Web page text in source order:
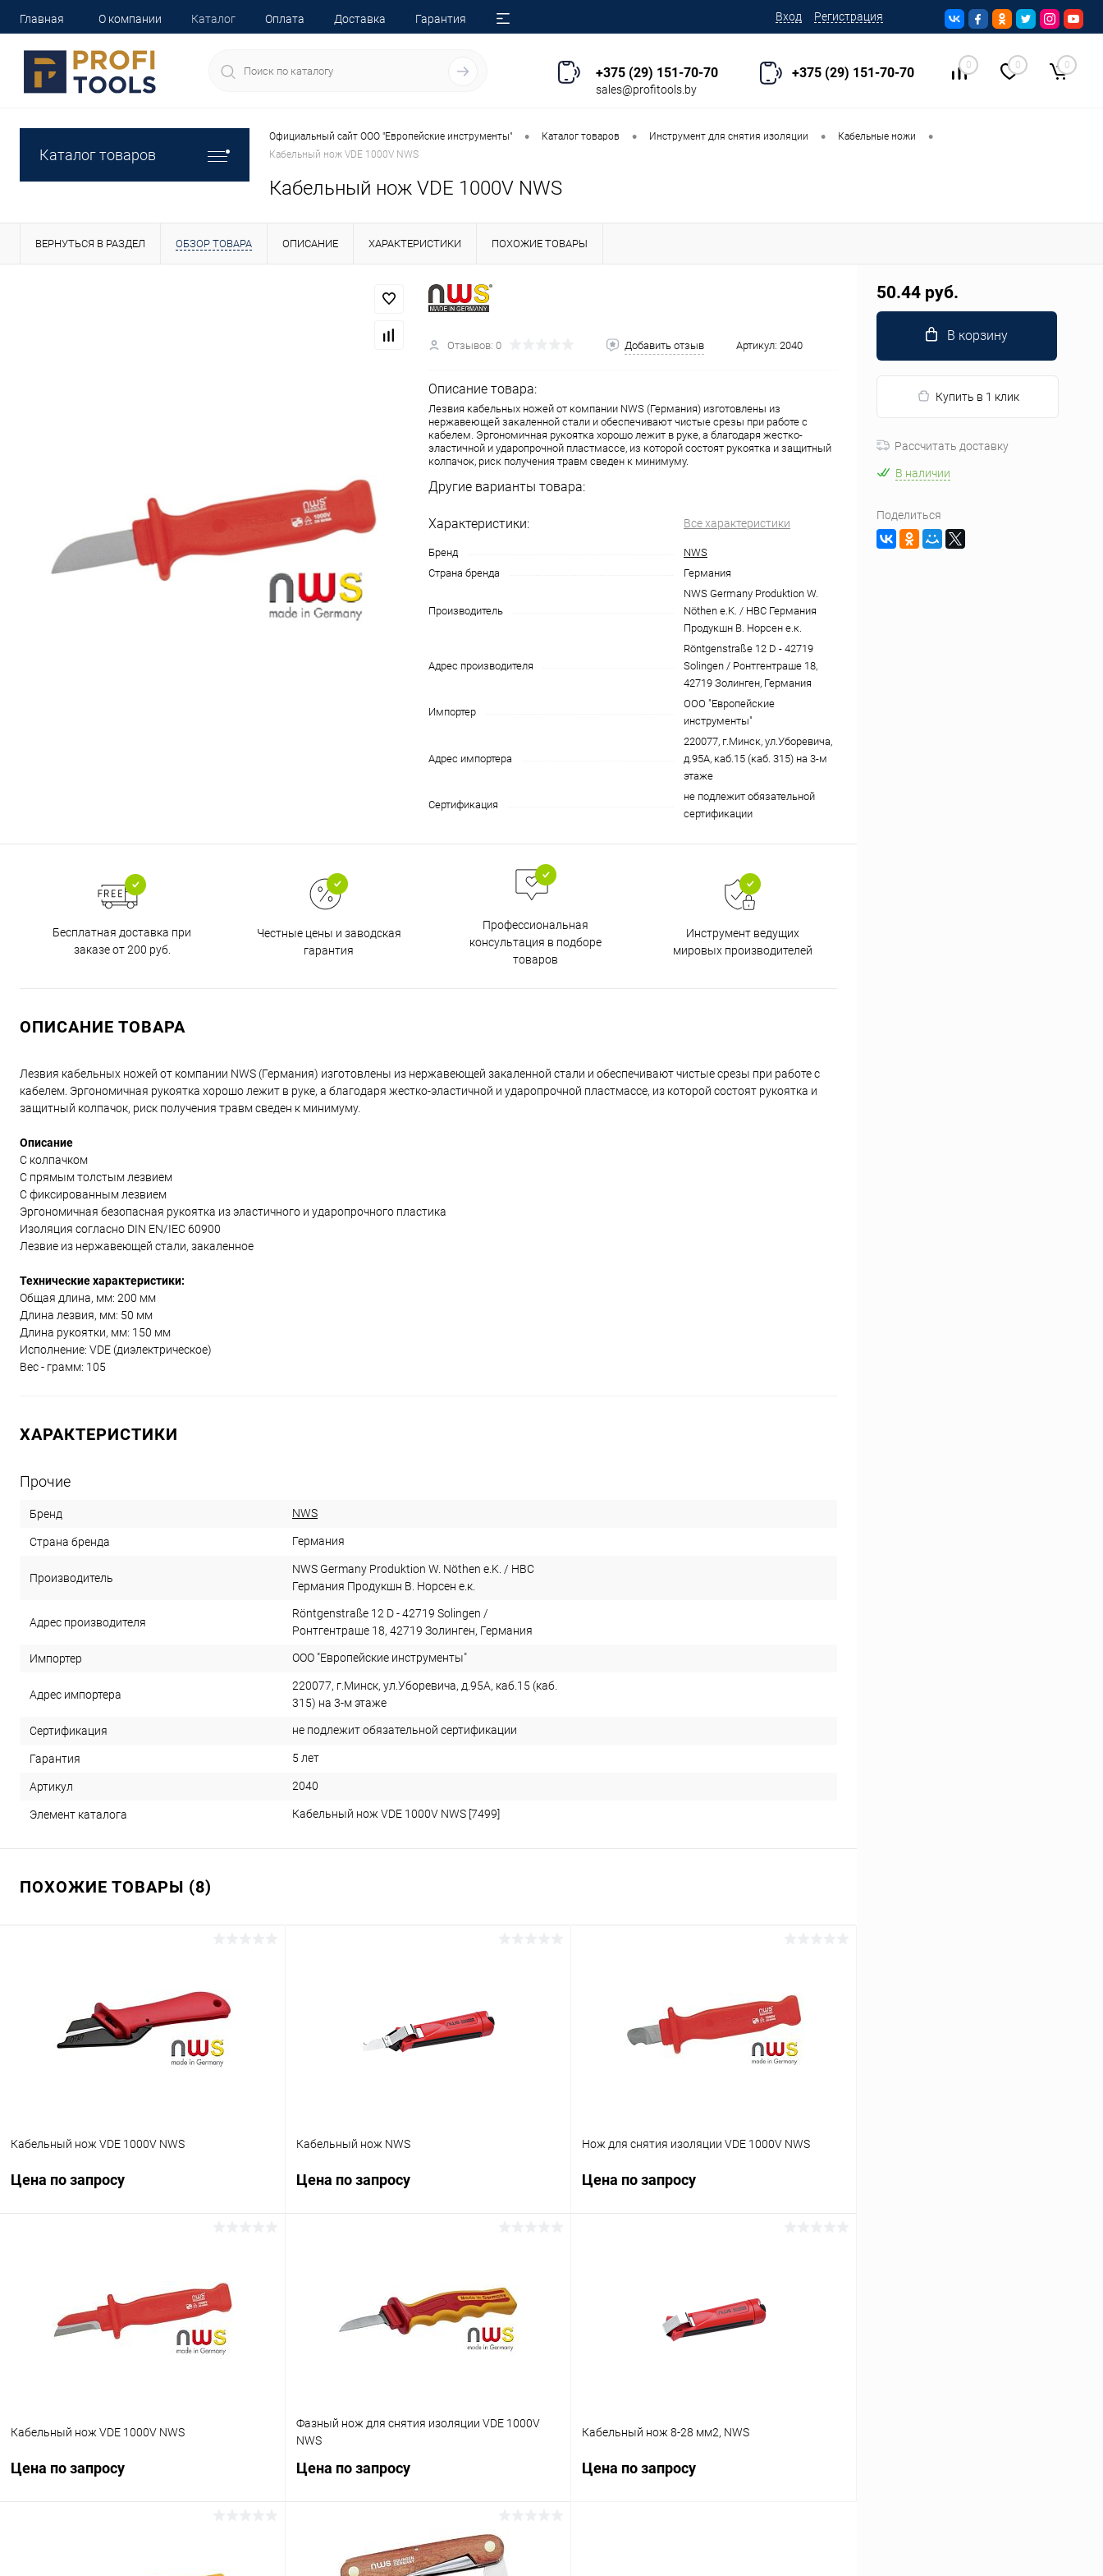
Главная О компании Каталог Оплата Доставка Гарантия Вход Регистрация
+375 (29) 151-70-70
sales@profitools.by
+375 (29) 151-70-70 0 0 0
Каталог товаров
Официальный сайт ООО "Европейские инструменты" • Каталог товаров • Инструмент для снятия изоляции • Кабельные ножи •
Кабельный нож VDE 1000V NWS
Кабельный нож VDE 1000V NWS
ВЕРНУТЬСЯ В РАЗДЕЛ ОБЗОР ТОВАРА ОПИСАНИЕ ХАРАКТЕРИСТИКИ ПОХОЖИЕ ТОВАРЫ
Отзывов: 0 Добавить отзыв Артикул: 2040
Описание товара:
Лезвия кабельных ножей от компании NWS (Германия) изготовлены из
нержавеющей закаленной стали и обеспечивают чистые срезы при работе с
кабелем. Эргономичная рукоятка хорошо лежит в руке, а благодаря жестко-
эластичной и ударопрочной пластмассе, из которой состоят рукоятка и защитный
колпачок, риск получения травм сведен к минимуму.
Другие варианты товара:
Характеристики: Все характеристики
Бренд
NWS
Страна бренда
Германия
Производитель
NWS Germany Produktion W.
Nöthen e.K. / НВС Германия
Продукшн В. Норсен е.к.
Адрес производителя
Röntgenstraße 12 D - 42719
Solingen / Ронтгентраше 18,
42719 Золинген, Германия
Импортер
ООО "Европейские
инструменты"
Адрес импортера
220077, г.Минск, ул.Уборевича,
д.95А, каб.15 (каб. 315) на 3-м
этаже
Сертификация
не подлежит обязательной
сертификации
Бесплатная доставка при
заказе от 200 руб.
Честные цены и заводская
гарантия
Профессиональная
консультация в подборе
товаров
Инструмент ведущих
мировых производителей
ОПИСАНИЕ ТОВАРА
Лезвия кабельных ножей от компании NWS (Германия) изготовлены из нержавеющей закаленной стали и обеспечивают чистые срезы при работе с
кабелем. Эргономичная рукоятка хорошо лежит в руке, а благодаря жестко-эластичной и ударопрочной пластмассе, из которой состоят рукоятка и
защитный колпачок, риск получения травм сведен к минимуму.
Описание
С колпачком
С прямым толстым лезвием
С фиксированным лезвием
Эргономичная безопасная рукоятка из эластичного и ударопрочного пластика
Изоляция согласно DIN EN/IEC 60900
Лезвие из нержавеющей стали, закаленное
Технические характеристики:
Общая длина, мм: 200 мм
Длина лезвия, мм: 50 мм
Длина рукоятки, мм: 150 мм
Исполнение: VDE (диэлектрическое)
Вес - грамм: 105
ХАРАКТЕРИСТИКИ
Прочие
Бренд NWS
Страна бренда Германия
Производитель
NWS Germany Produktion W. Nöthen e.K. / НВС
Германия Продукшн В. Норсен е.к.
Адрес производителя
Röntgenstraße 12 D - 42719 Solingen /
Ронтгентраше 18, 42719 Золинген, Германия
Импортер ООО "Европейские инструменты"
Адрес импортера
220077, г.Минск, ул.Уборевича, д.95А, каб.15 (каб.
315) на 3-м этаже
Сертификация не подлежит обязательной сертификации
Гарантия 5 лет
Артикул 2040
Элемент каталога Кабельный нож VDE 1000V NWS [7499]
ПОХОЖИЕ ТОВАРЫ (8)
Кабельный нож VDE 1000V NWS
Цена по запросу
Сравнение
В избранное
Кабельный нож NWS
Цена по запросу
Сравнение
В избранное
Нож для снятия изоляции VDE 1000V NWS
Цена по запросу
Кабельный нож VDE 1000V NWS
Цена по запросу
Фазный нож для снятия изоляции VDE 1000V
NWS
Цена по запросу
Запросить цену
Кабельный нож 8-28 мм2, NWS
Цена по запросу
50.44 руб.
В корзину
Купить в 1 клик
Рассчитать доставку
В наличии
Поделиться